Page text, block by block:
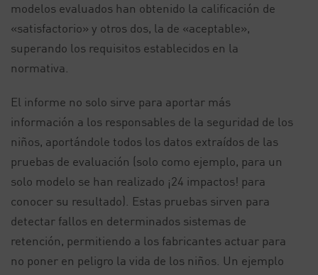
modelos evaluados han obtenido la calificación de
«satisfactorio» y otros dos, la de «aceptable»,
superando los requisitos establecidos en la
normativa.
El informe no solo sirve para aportar más
información a los responsables de la seguridad de los
niños, aportándole todos los datos extraídos de las
pruebas de evaluación (solo como ejemplo, para un
solo modelo se han realizado ¡24 impactos! para
conocer su resultado). Estas pruebas sirven para
detectar fallos en determinados sistemas de
retención, permitiendo a los fabricantes actuar para
no poner en peligro la vida de los niños. Un ejemplo